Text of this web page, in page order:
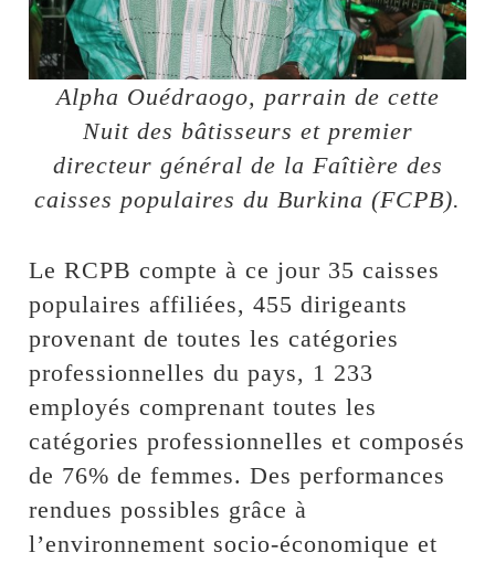
Alpha Ouédraogo, parrain de cette
Nuit des bâtisseurs et premier
directeur général de la Faîtière des
caisses populaires du Burkina (FCPB).
Le RCPB compte à ce jour 35 caisses
populaires affiliées, 455 dirigeants
provenant de toutes les catégories
professionnelles du pays, 1 233
employés comprenant toutes les
catégories professionnelles et composés
de 76% de femmes. Des performances
rendues possibles grâce à
l’environnement socio-économique et